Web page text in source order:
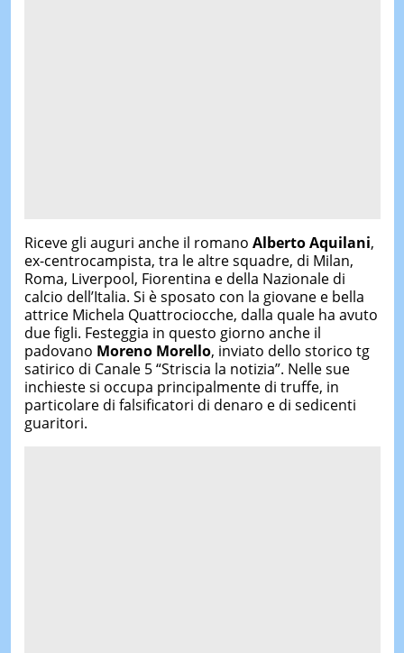
Riceve gli auguri anche il romano Alberto Aquilani,
ex-centrocampista, tra le altre squadre, di Milan,
Roma, Liverpool, Fiorentina e della Nazionale di
calcio dell’Italia. Si è sposato con la giovane e bella
attrice Michela Quattrociocche, dalla quale ha avuto
due figli. Festeggia in questo giorno anche il
padovano Moreno Morello, inviato dello storico tg
satirico di Canale 5 “Striscia la notizia”. Nelle sue
inchieste si occupa principalmente di truffe, in
particolare di falsificatori di denaro e di sedicenti
guaritori.